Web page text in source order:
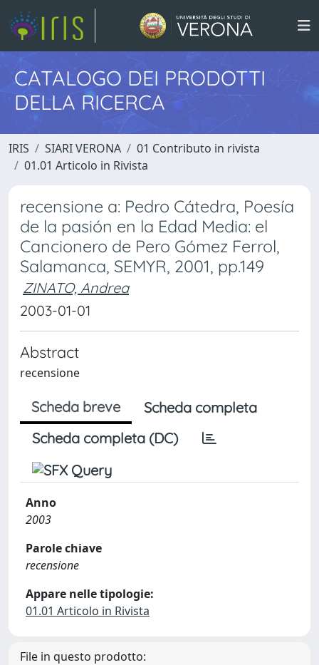
CATALOGO DEI PRODOTTI
DELLA RICERCA
IRIS SIARI VERONA
01 Contributo in rivista
01.01 Articolo in Rivista
recensione a: Pedro Cátedra, Poesía
de la pasión en la Edad Media: el
Cancionero de Pero Gómez Ferrol,
Salamanca, SEMYR, 2001, pp.149
ZINATO, Andrea
2003-01-01
Abstract
recensione
Scheda breve
Scheda completa
Scheda completa (DC)
Anno
2003
Parole chiave
recensione
Appare nelle tipologie:
01.01 Articolo in Rivista
File in questo prodotto: